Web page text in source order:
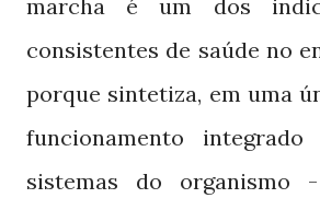
marcha é um dos
consistentes de saúde no
porque sintetiza, em uma
funcionamento
sistemas do organismo